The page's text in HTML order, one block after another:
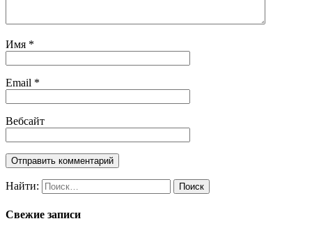
Имя *
Email *
Вебсайт
Найти:
Свежие записи